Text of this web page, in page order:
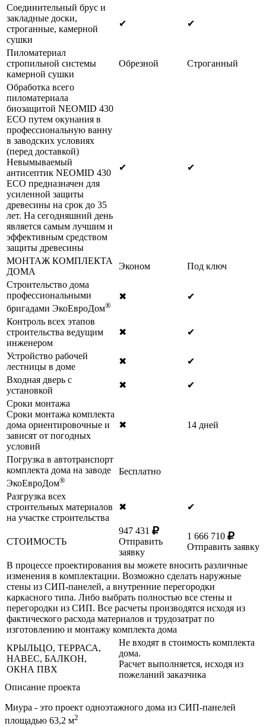
Соединительный брус и
закладные доски,
строганные, камерной
сушки
✔ ✔
Пиломатериал
стропильной системы
камерной сушки
Обрезной Строганный
Обработка всего
пиломатериала
биозащитой NEOMID 430
ECO путем окунания в
профессиональную ванну
в заводских условиях
(перед доставкой)
Невымываемый
антисептик NEOMID 430
ECO предназначен для
усиленной защиты
древесины на срок до 35
лет. На сегодняшний день
является самым лучшим и
эффективным средством
защиты древесины
✔ ✔
МОНТАЖ КОМПЛЕКТА
ДОМА
Эконом
Под ключ
Строительство дома
профессиональными
бригадами ЭкоЕвроДом®
✖ ✔
Контроль всех этапов
строительства ведущим
инженером
✖ ✔
Устройство рабочей
лестницы в доме
✖
✔
Входная дверь с
установкой
✖
✔
Сроки монтажа
Сроки монтажа комплекта
дома ориентировочные и
зависят от погодных
условий
✖ 14 дней
Погрузка в автотранспорт
комплекта дома на заводе
ЭкоЕвроДом®
Бесплатно
Разгрузка всех
строительных материалов
на участке строительства
✖ ✔
СТОИМОСТЬ
947 431
Отправить
заявку
1 666 710
Отправить заявку
В процессе проектирования вы можете вносить различные
изменения в комплектации. Возможно сделать наружные
стены из СИП-панелей, а внутренние перегородки
каркасного типа. Либо выбрать полностью все стены и
перегородки из СИП. Все расчеты производятся исходя из
фактического расхода материалов и трудозатрат по
изготовлению и монтажу комплекта дома
КРЫЛЬЦО, ТЕРРАСА,
НАВЕС, БАЛКОН,
ОКНА ПВХ
Не входят в стоимость комплекта
дома.
Расчет выполняется, исходя из
пожеланий заказчика
Описание проекта
Миура - это проект одноэтажного дома из СИП-панелей
площадью 63,2 м2